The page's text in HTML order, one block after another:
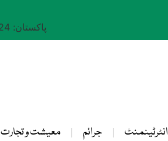
پاکستان: 24 صفر 1448
انٹرٹینمنٹ جرائم معیشت و تجارت